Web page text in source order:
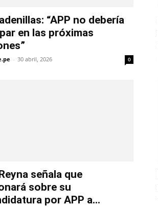
“APP no debería
en las próximas
- 30 abril, 2026 0
señala que
sobre su
por APP a...